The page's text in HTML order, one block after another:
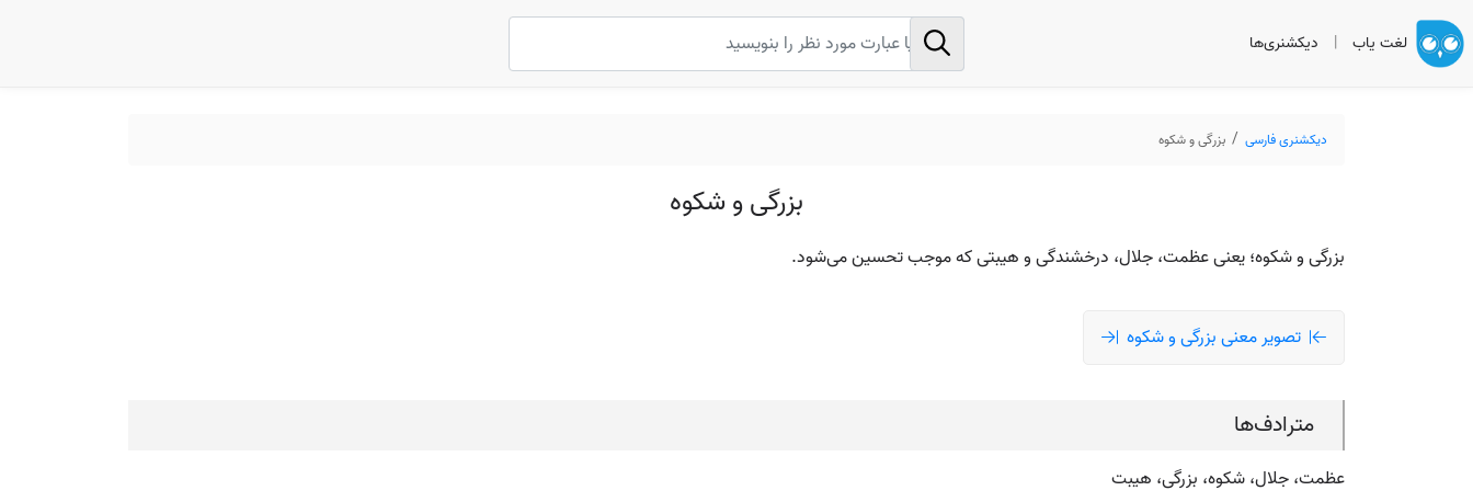
لغت یاب | دیکشنری‌ها
دیکشنری فارسی بزرگی و شکوه
بزرگی و شکوه
بزرگی و شکوه؛ یعنی عظمت، جلال، درخشندگی و هیبتی که موجب تحسین می‌شود.
تصویر معنی بزرگی و شکوه
مترادف‌ها
عظمت، جلال، شکوه، بزرگی، هیبت